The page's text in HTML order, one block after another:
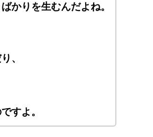
かりを生むんだよね。
、
すよ。